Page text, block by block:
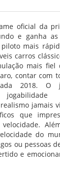
oficial da
e ganha as
mais
carros
mais
contar com
2018. O
jamais
que
do
ou pessoas
e